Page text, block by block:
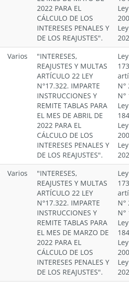
2022 PARA EL
CÁLCULO DE LOS
INTERESES PENALES Y
DE LOS REAJUSTES".
Varios
"INTERESES,
REAJUSTES Y MULTAS
ARTÍCULO 22 LEY
N°17.322. IMPARTE
INSTRUCCIONES Y
REMITE TABLAS PARA
EL MES DE ABRIL DE
2022 PARA EL
CÁLCULO DE LOS
INTERESES PENALES Y
DE LOS REAJUSTES".
N°
N°
Varios
"INTERESES,
REAJUSTES Y MULTAS
ARTÍCULO 22 LEY
N°17.322. IMPARTE
INSTRUCCIONES Y
REMITE TABLAS PARA
EL MES DE MARZO DE
2022 PARA EL
CÁLCULO DE LOS
INTERESES PENALES Y
DE LOS REAJUSTES".
N°
N°